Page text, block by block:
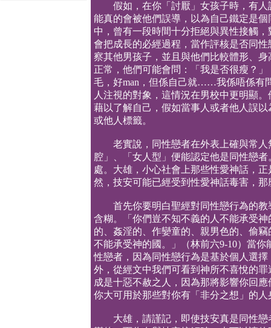
假如，在你「討厭」女孩子時，有人
能真的會被他們誤導，以為自己鐵定是
中，曾有一段時間十分拒絕與異性接觸
會把成長的必經過程，當作評核是否同
察其他男孩子，並且與他們比較體形、
正常，他們可能會問：「我是否很瘦？
毛，好man，但係自己就……我係唔係有
人注視的對象，這情況在男校中更明顯
藉以了解自己，假如當事人或者他人誤
或他人標籤。
老實說，同性戀者在外表上確與常人
腔」、「女人型」便能認定他是同性戀
處。大雄，小心社會上那些性愛神話，
然，技安可能已經受到性愛神話毒害，
首先你要明白聖經對同性戀行為的教
含糊。「你們豈不知不義的人不能承受
的、姦淫的、作孌童的、親男色的、偷
不能承受神的國。」（林前六9-10）當
性戀者，因為同性戀行為是基於個人選
外，從經文中我們可看到神所不喜悅的
成是十惡不赦之人，因為那將影響你回
你大可用於那些對你有「非分之想」的人
大雄，請謹記，即使技安真是同性戀